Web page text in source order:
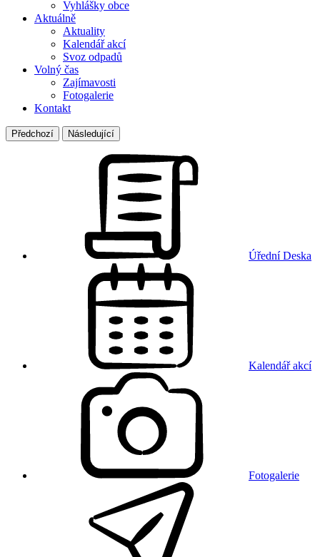
Vyhlášky obce
Aktuálně
Aktuality
Kalendář akcí
Svoz odpadů
Volný čas
Zajímavosti
Fotogalerie
Kontakt
Předchozí Následující
Úřední Deska
Kalendář akcí
Fotogalerie